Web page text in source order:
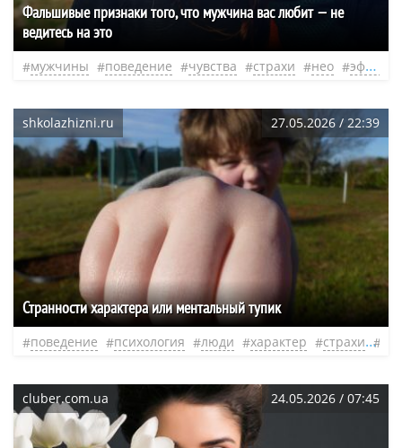
Фальшивые признаки того, что мужчина вас любит — не
ведитесь на это
мужчины поведение чувства страхи нео эфир
shkolazhizni.ru 27.05.2026 / 22:39
Странности характера или ментальный тупик
поведение психология люди характер страхи
cluber.com.ua 24.05.2026 / 07:45